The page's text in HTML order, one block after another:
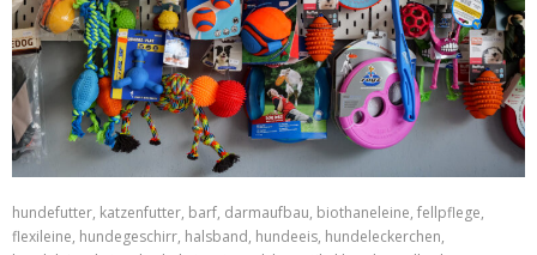
hundefutter, katzenfutter, barf, darmaufbau, biothaneleine, fellpflege,
flexileine, hundegeschirr, halsband, hundeeis, hundeleckerchen,